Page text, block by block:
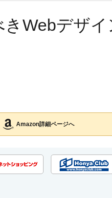
Webデザイ
Amazon詳細ページへ